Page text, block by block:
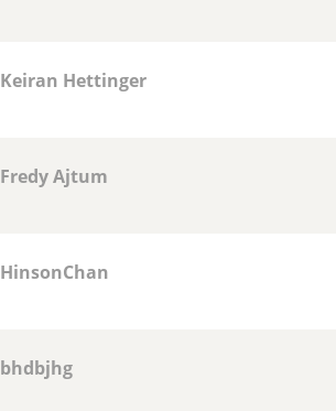
Keiran Hettinger
Fredy Ajtum
HinsonChan
bhdbjhg